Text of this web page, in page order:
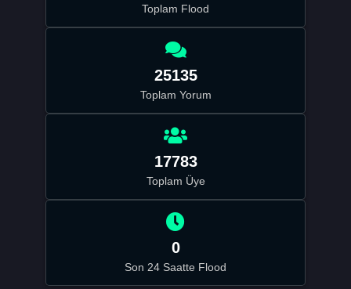
Toplam Flood
25135
Toplam Yorum
17783
Toplam Üye
0
Son 24 Saatte Flood